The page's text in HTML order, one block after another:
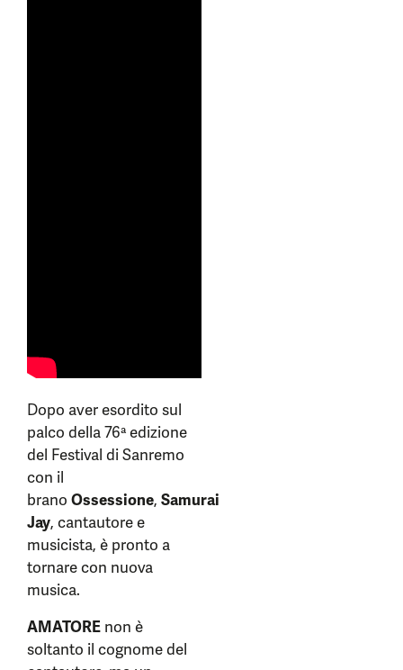
Dopo aver esordito sul
palco della 76ª edizione
del Festival di Sanremo
con il
brano Ossessione, Samurai
Jay, cantautore e
musicista, è pronto a
tornare con nuova
musica.
AMATORE non è
soltanto il cognome del